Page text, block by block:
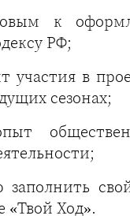
к
РФ;
в
сезонах;
«Твой Ход».